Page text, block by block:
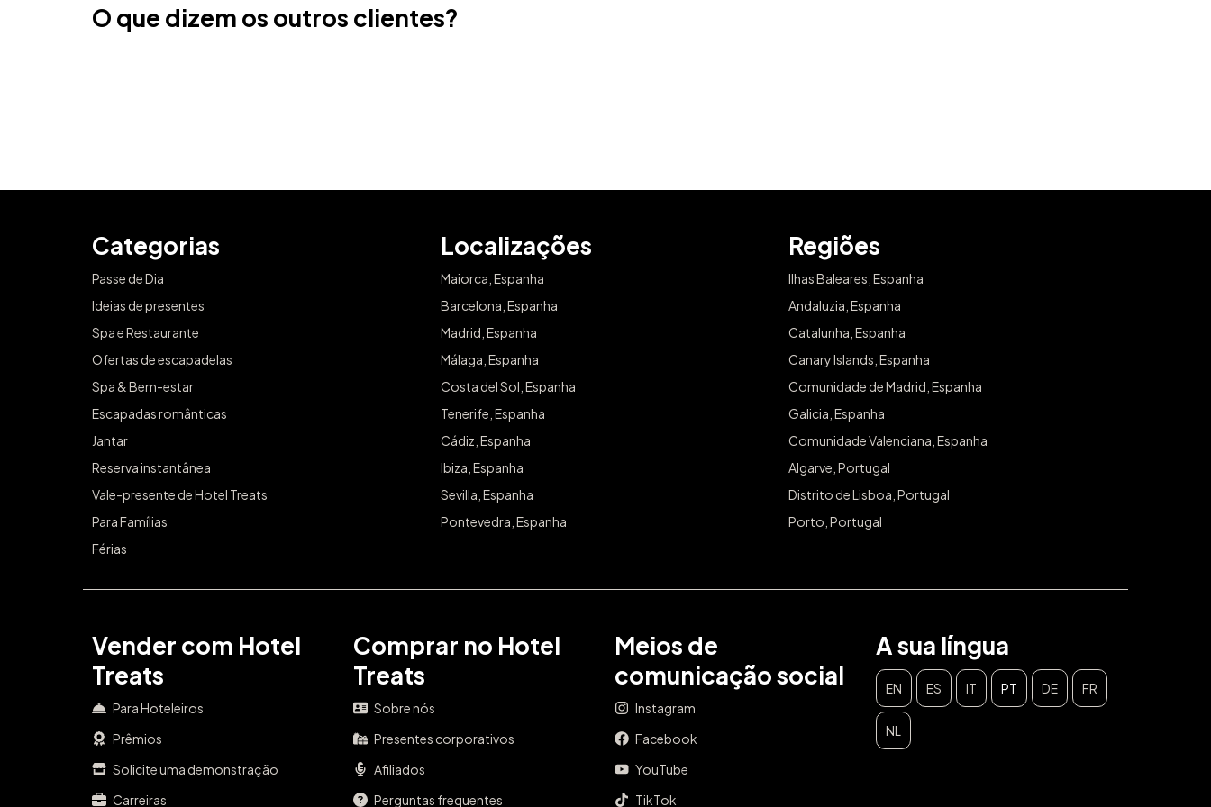
O que dizem os outros clientes?
Categorias
Passe de Dia
Ideias de presentes
Spa e Restaurante
Ofertas de escapadelas
Spa & Bem-estar
Escapadas românticas
Jantar
Reserva instantânea
Vale-presente de Hotel Treats
Para Famílias
Férias
Localizações
Maiorca, Espanha
Barcelona, Espanha
Madrid, Espanha
Málaga, Espanha
Costa del Sol, Espanha
Tenerife, Espanha
Cádiz, Espanha
Ibiza, Espanha
Sevilla, Espanha
Pontevedra, Espanha
Regiões
Ilhas Baleares, Espanha
Andaluzia, Espanha
Catalunha, Espanha
Canary Islands, Espanha
Comunidade de Madrid, Espanha
Galicia, Espanha
Comunidade Valenciana, Espanha
Algarve, Portugal
Distrito de Lisboa, Portugal
Porto, Portugal
Vender com Hotel
Treats
Para Hoteleiros
Prêmios
Solicite uma demonstração
Carreiras
Comprar no Hotel
Treats
Sobre nós
Presentes corporativos
Afiliados
Perguntas frequentes
Meios de
comunicação social
Instagram
Facebook
YouTube
TikTok
A sua língua
EN ES IT PT DE FR
NL